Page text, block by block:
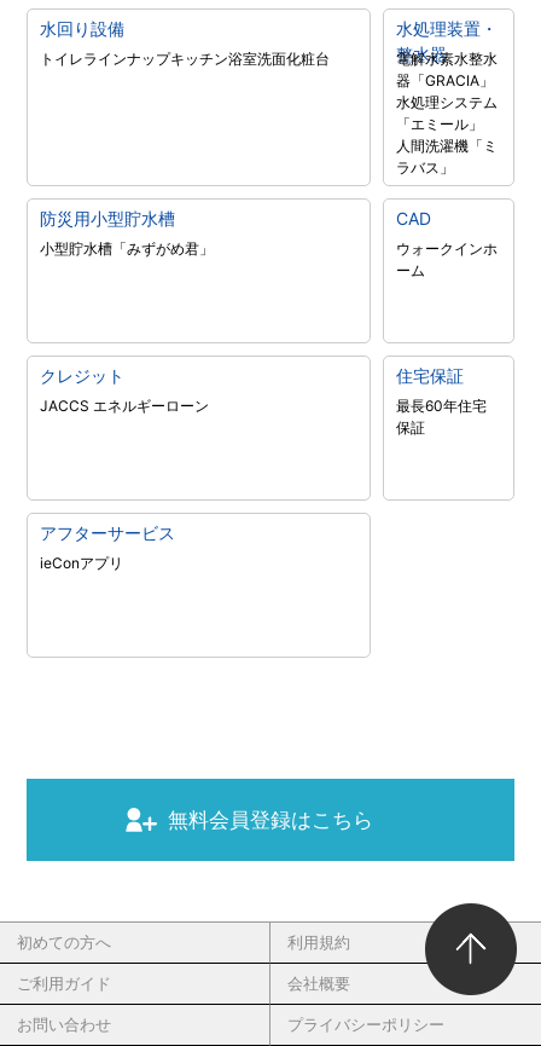
水回り設備
トイレラインナップキッチン浴室洗面化粧台
水処理装置・
整水器
電解水素水整水
器「GRACIA」
水処理システム
「エミール」
人間洗濯機「ミ
ラバス」
防災用小型貯水槽
小型貯水槽「みずがめ君」
CAD
ウォークインホ
ーム
クレジット
JACCS エネルギーローン
住宅保証
最長60年住宅
保証
アフターサービス
ieConアプリ
無料会員登録はこちら
初めての方へ 利用規約
ご利用ガイド 会社概要
お問い合わせ プライバシーポリシー